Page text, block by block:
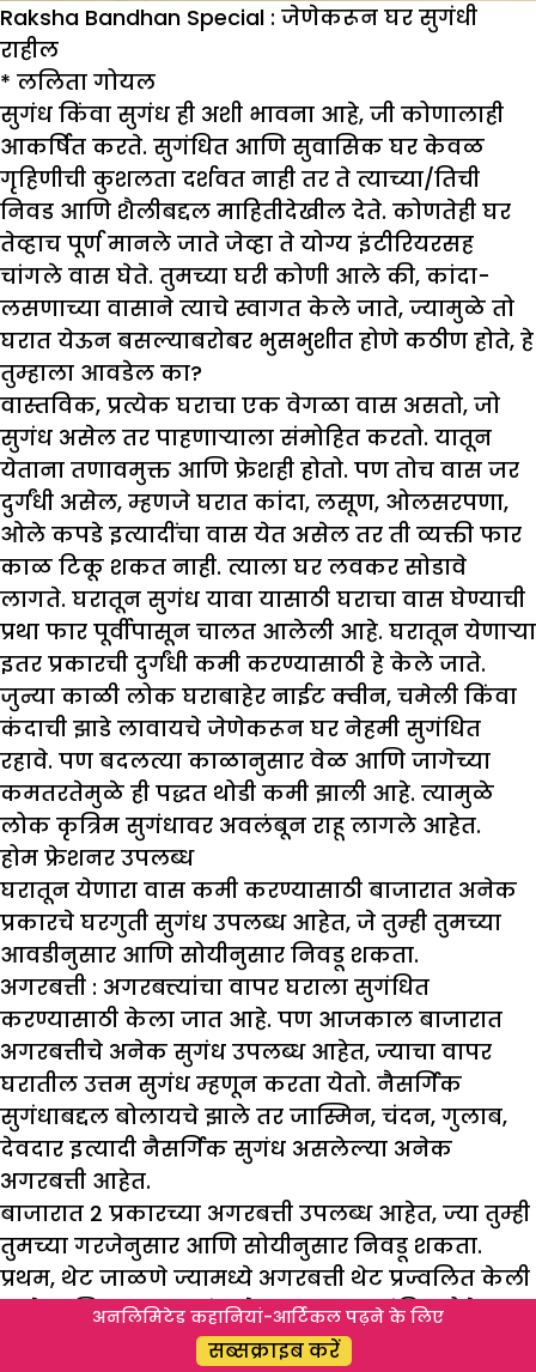
Raksha Bandhan Special : जेणेकरून घर सुगंधी
राहील
* ललिता गोयल
सुगंध किंवा सुगंध ही अशी भावना आहे, जी कोणालाही
आकर्षित करते. सुगंधित आणि सुवासिक घर केवळ
गृहिणीची कुशलता दर्शवत नाही तर ते त्याच्या/तिची
निवड आणि शैलीबद्दल माहितीदेखील देते. कोणतेही घर
तेव्हाच पूर्ण मानले जाते जेव्हा ते योग्य इंटीरियरसह
चांगले वास घेते. तुमच्या घरी कोणी आले की, कांदा-
लसणाच्या वासाने त्याचे स्वागत केले जाते, ज्यामुळे तो
घरात येऊन बसल्याबरोबर भुसभुशीत होणे कठीण होते, हे
तुम्हाला आवडेल का?
वास्तविक, प्रत्येक घराचा एक वेगळा वास असतो, जो
सुगंध असेल तर पाहणाऱ्याला संमोहित करतो. यातून
येताना तणावमुक्त आणि फ्रेशही होतो. पण तोच वास जर
दुर्गंधी असेल, म्हणजे घरात कांदा, लसूण, ओलसरपणा,
ओले कपडे इत्यादींचा वास येत असेल तर ती व्यक्ती फार
काळ टिकू शकत नाही. त्याला घर लवकर सोडावे
लागते. घरातून सुगंध यावा यासाठी घराचा वास घेण्याची
प्रथा फार पूर्वीपासून चालत आलेली आहे. घरातून येणार्‍या
इतर प्रकारची दुर्गंधी कमी करण्यासाठी हे केले जाते.
जुन्या काळी लोक घराबाहेर नाईट क्वीन, चमेली किंवा
कंदाची झाडे लावायचे जेणेकरून घर नेहमी सुगंधित
रहावे. पण बदलत्या काळानुसार वेळ आणि जागेच्या
कमतरतेमुळे ही पद्धत थोडी कमी झाली आहे. त्यामुळे
लोक कृत्रिम सुगंधावर अवलंबून राहू लागले आहेत.
होम फ्रेशनर उपलब्ध
घरातून येणारा वास कमी करण्यासाठी बाजारात अनेक
प्रकारचे घरगुती सुगंध उपलब्ध आहेत, जे तुम्ही तुमच्या
आवडीनुसार आणि सोयीनुसार निवडू शकता.
अगरबत्ती : अगरबत्त्यांचा वापर घराला सुगंधित
करण्यासाठी केला जात आहे. पण आजकाल बाजारात
अगरबत्तीचे अनेक सुगंध उपलब्ध आहेत, ज्याचा वापर
घरातील उत्तम सुगंध म्हणून करता येतो. नैसर्गिक
सुगंधाबद्दल बोलायचे झाले तर जास्मिन, चंदन, गुलाब,
देवदार इत्यादी नैसर्गिक सुगंध असलेल्या अनेक
अगरबत्ती आहेत.
बाजारात 2 प्रकारच्या अगरबत्ती उपलब्ध आहेत, ज्या तुम्ही
तुमच्या गरजेनुसार आणि सोयीनुसार निवडू शकता.
प्रथम, थेट जाळणे ज्यामध्ये अगरबत्ती थेट प्रज्वलित केली
जाते आणि त्याच्या सुगंधाने वातावरण सुगंधित होते.
दुसरे, अप्रत्यक्ष बर्न ज्यामध्ये सुगंधी सामग्री धातूच्या
अनलिमिटेड कहानियां-आर्टिकल पढ़ने के लिए
सब्सक्राइब करें